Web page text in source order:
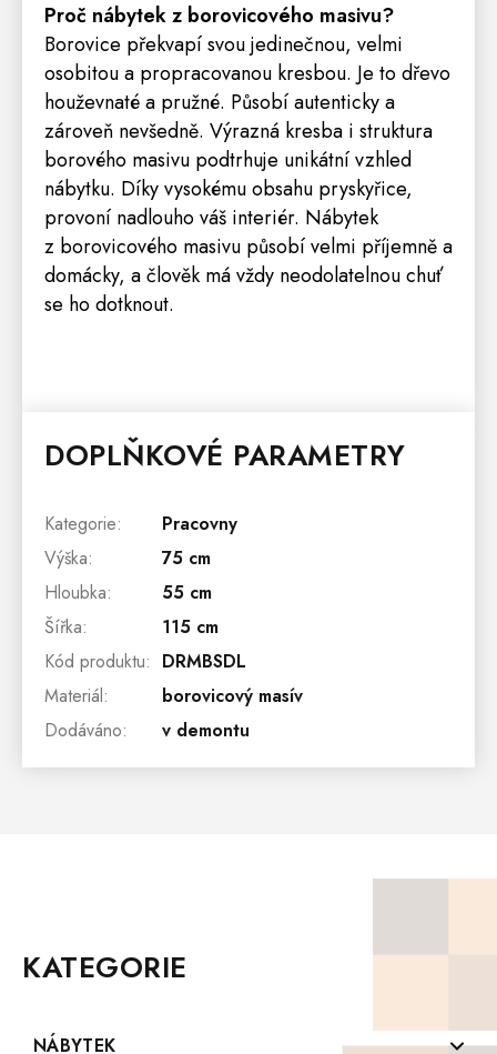
Proč nábytek z borovicového masivu?
Borovice překvapí svou jedinečnou, velmi
osobitou a propracovanou kresbou. Je to dřevo
houževnaté a pružné. Působí autenticky a
zároveň nevšedně. Výrazná kresba i struktura
borového masivu podtrhuje unikátní vzhled
nábytku. Díky vysokému obsahu pryskyřice,
provoní nadlouho váš interiér. Nábytek
z borovicového masivu působí velmi příjemně a
domácky, a člověk má vždy neodolatelnou chuť
se ho dotknout.
DOPLŇKOVÉ PARAMETRY
Kategorie:
Pracovny
Výška:
75 cm
Hloubka:
55 cm
Šířka:
115 cm
Kód produktu: DRMBSDL
Materiál:
borovicový masív
Dodáváno: v demontu
KATEGORIE
NÁBYTEK